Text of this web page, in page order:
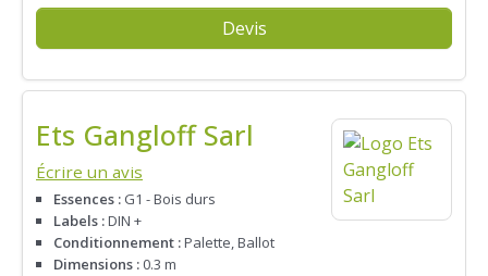
Devis
Ets Gangloff Sarl
Écrire un avis
Essences : G1 - Bois durs
Labels :DIN +
Conditionnement :Palette, Ballot
Dimensions : 0.3 m